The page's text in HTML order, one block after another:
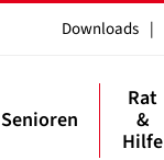
Downloads |
Senioren
Rat
&
Hilfe